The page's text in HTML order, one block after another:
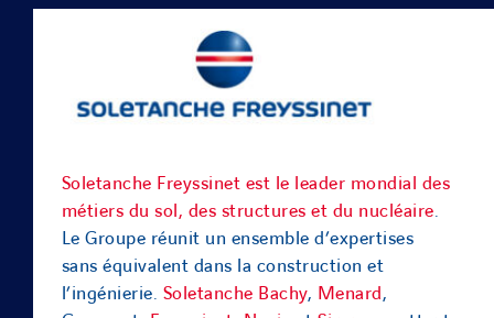
Soletanche Freyssinet est le leader mondial des
métiers du sol, des structures et du nucléaire.
Le Groupe réunit un ensemble d’expertises
sans équivalent dans la construction et
l’ingénierie. Soletanche Bachy, Menard,